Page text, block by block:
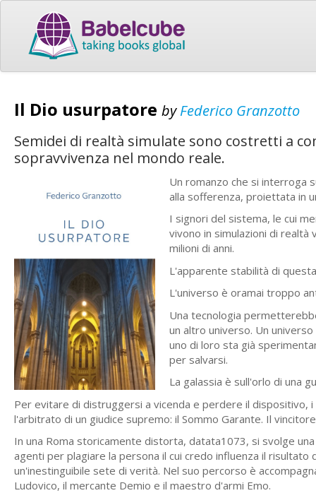
Il Dio usurpatore byFederico Granzotto
Semidei di realtà simulate sono costretti a
sopravvivenza nel mondo reale.
Un romanzo che si interroga
alla sofferenza, proiettata in
I signori del sistema, le cui
vivono in simulazioni di realtà
milioni di anni.
L'apparente stabilità di
L'universo è oramai troppo
Una tecnologia
un altro universo. Un
uno di loro sta già
per salvarsi.
La galassia è sull'orlo di una
Per evitare di distruggersi a vicenda e perdere il
l'arbitrato di un giudice supremo: il Sommo Garante. Il
In una Roma storicamente distorta, datata1073, si svolge
agenti per plagiare la persona il cui credo influenza il
un'inestinguibile sete di verità. Nel suo percorso è
Ludovico, il mercante Demio e il maestro d'armi Emo.